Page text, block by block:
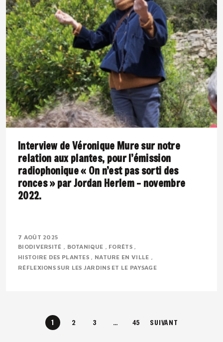
Interview de Véronique Mure sur notre
relation aux plantes, pour l’émission
radiophonique « On n’est pas sorti des
ronces » par Jordan Herlem – novembre
2022.
ingénieure en agronomie tropicale. Passionnée par la
flore méditerranéenne, elle défend depuis..
7 AOÛT 2025
BIODIVERSITÉ
BOTANIQUE
FORÊTS
HISTOIRE DES PLANTES
NATURE EN VILLE
RÉFLEXIONS SUR LES JARDINS ET LE PAYSAGE
1 2 3 … 45 SUIVANT